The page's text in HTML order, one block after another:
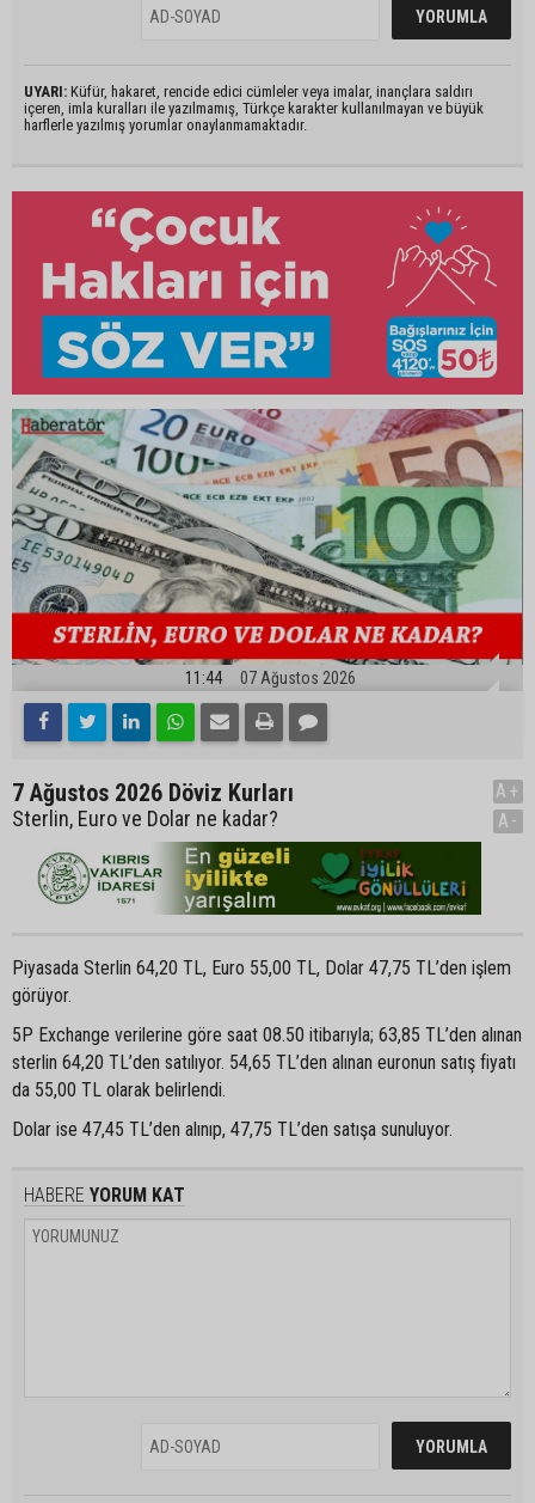
UYARI: Küfür, hakaret, rencide edici cümleler veya imalar, inançlara saldırı
içeren, imla kuralları ile yazılmamış, Türkçe karakter kullanılmayan ve büyük
harflerle yazılmış yorumlar onaylanmamaktadır.
11:44 07 Ağustos 2026
7 Ağustos 2026 Döviz Kurları
Sterlin, Euro ve Dolar ne kadar?
A+
A-
Piyasada Sterlin 64,20 TL, Euro 55,00 TL, Dolar 47,75 TL’den işlem
görüyor.
5P Exchange verilerine göre saat 08.50 itibarıyla; 63,85 TL’den alınan
sterlin 64,20 TL’den satılıyor. 54,65 TL’den alınan euronun satış fiyatı
da 55,00 TL olarak belirlendi.
Dolar ise 47,45 TL’den alınıp, 47,75 TL’den satışa sunuluyor.
HABERE YORUM KAT